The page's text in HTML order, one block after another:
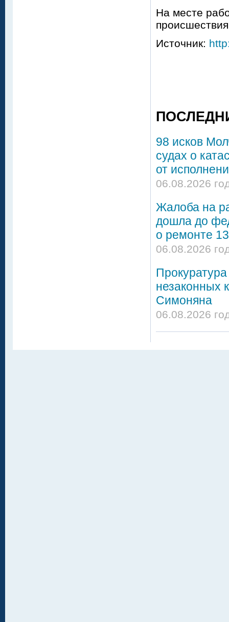
На месте
Источник:
98 исков
судах о
от
06.08.2026
Жалоба на
дошла до
о ремонте
06.08.2026
незаконных
Симоняна
06.08.2026